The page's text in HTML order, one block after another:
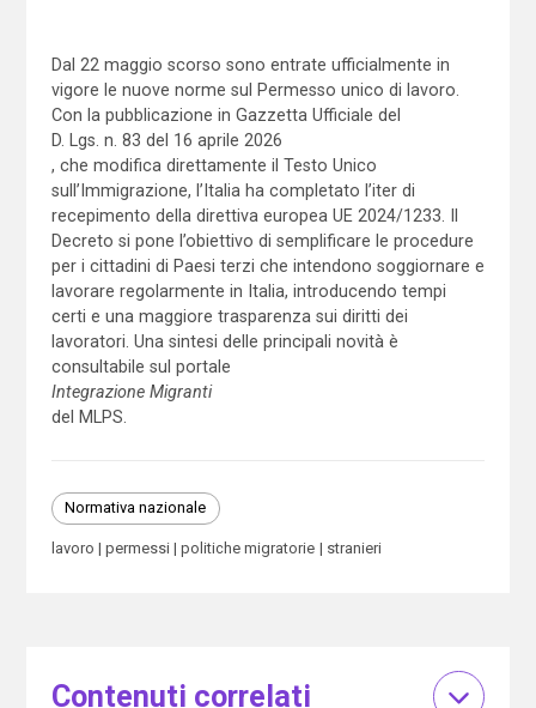
Dal 22 maggio scorso sono entrate ufficialmente in
vigore le nuove norme sul Permesso unico di lavoro.
Con la pubblicazione in Gazzetta Ufficiale del
D. Lgs. n. 83 del 16 aprile 2026
, che modifica direttamente il Testo Unico
sull’Immigrazione, l’Italia ha completato l’iter di
recepimento della direttiva europea UE 2024/1233. Il
Decreto si pone l’obiettivo di semplificare le procedure
per i cittadini di Paesi terzi che intendono soggiornare e
lavorare regolarmente in Italia, introducendo tempi
certi e una maggiore trasparenza sui diritti dei
lavoratori. Una sintesi delle principali novità è
consultabile sul portale
Integrazione Migranti
del MLPS.
Normativa nazionale
lavoro permessi politiche migratorie stranieri
Contenuti correlati